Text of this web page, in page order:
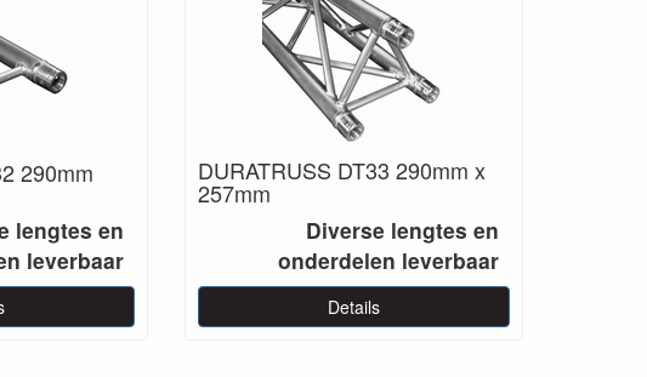
290mm
lengtes en
leverbaar
DURATRUSS DT33 290mm x
257mm
Diverse lengtes en
onderdelen leverbaar
Details